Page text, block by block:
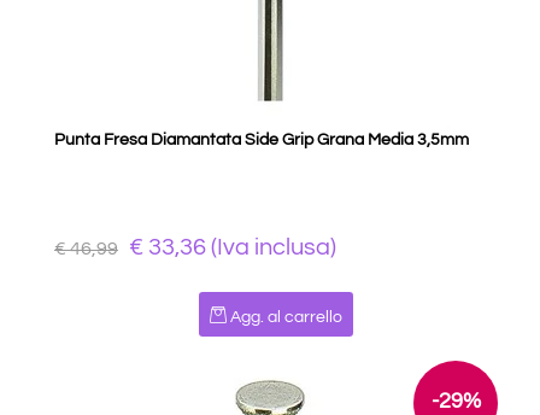
Punta Fresa Diamantata Side Grip Grana Media 3,5mm
€ 46,99 € 33,36 (Iva inclusa)
Quantità
Agg. al carrello
-29%